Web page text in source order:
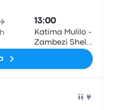
13:00
Katima Mulilo -
Zambezi Shell